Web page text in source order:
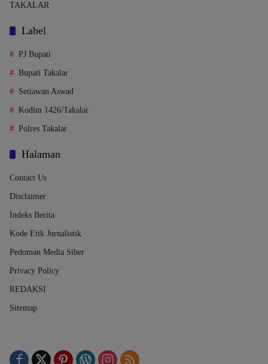
TAKALAR
Label
PJ Bupati
Bupati Takalar
Setiawan Aswad
Kodim 1426/Takalar
Polres Takalar
Halaman
Contact Us
Disclaimer
Indeks Berita
Kode Etik Jurnalistik
Pedoman Media Siber
Privacy Policy
REDAKSI
Sitemap